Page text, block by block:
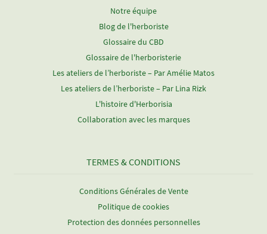
Notre équipe
Blog de l'herboriste
Glossaire du CBD
Glossaire de l'herboristerie
Les ateliers de l’herboriste – Par Amélie Matos
Les ateliers de l’herboriste – Par Lina Rizk
L'histoire d'Herborisia
Collaboration avec les marques
TERMES & CONDITIONS
Conditions Générales de Vente
Politique de cookies
Protection des données personnelles